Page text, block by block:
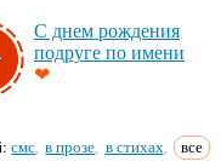
С днем рож­де­ния
под­ру­ге по име­ни
❤
смс в прозе в стихах все